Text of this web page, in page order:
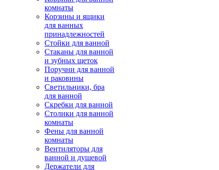
комнаты
Корзины и ящики
для ванных
принадлежностей
Стойки для ванной
Стаканы для ванной
и зубных щеток
Поручни для ванной
и раковины
Светильники, бра
для ванной
Скребки для ванной
Столики для ванной
комнаты
Фены для ванной
комнаты
Вентиляторы для
ванной и душевой
Держатели для